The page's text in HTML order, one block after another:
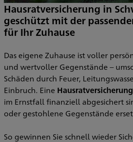
Hausratversicherung in
geschützt mit der
für Ihr Zuhause
Das eigene Zuhause ist voller
und wertvoller Gegenstände –
Schäden durch Feuer,
Einbruch. Eine Hausratversicherung
im Ernstfall finanziell abgesichert
oder gestohlene Gegenstände
So gewinnen Sie schnell wieder